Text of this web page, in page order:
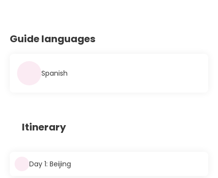
Guide languages
Spanish
Itinerary
Day 1: Beijing